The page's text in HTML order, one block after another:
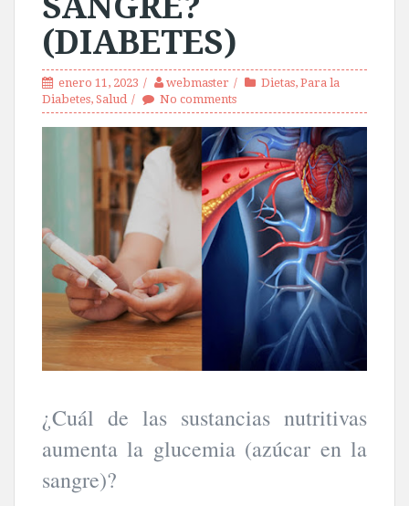
(DIABETES)
enero 11, 2023 webmaster Dietas, Para la
Diabetes, Salud No comments
¿Cuál de las sustancias nutritivas
aumenta la glucemia (azúcar en la
sangre)?